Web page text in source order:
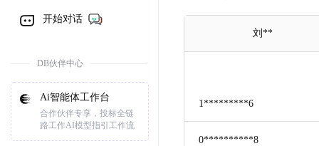
开始对话
DB伙伴中心
Ai智能体工作台
合作伙伴专享，投标全链
路工作AI模型指引工作流
刘**
1*********6
0**********8